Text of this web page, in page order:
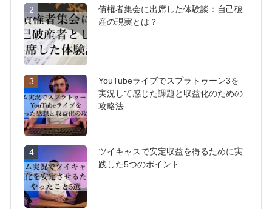
2
債権者集会に出席した体験談：自己破
産の現実とは？
3
YouTubeライブでスプラトゥーン3を
実況して感じた課題と収益化のための
攻略法
4
ツイキャスで安定収益を得るために実
践した5つのポイント